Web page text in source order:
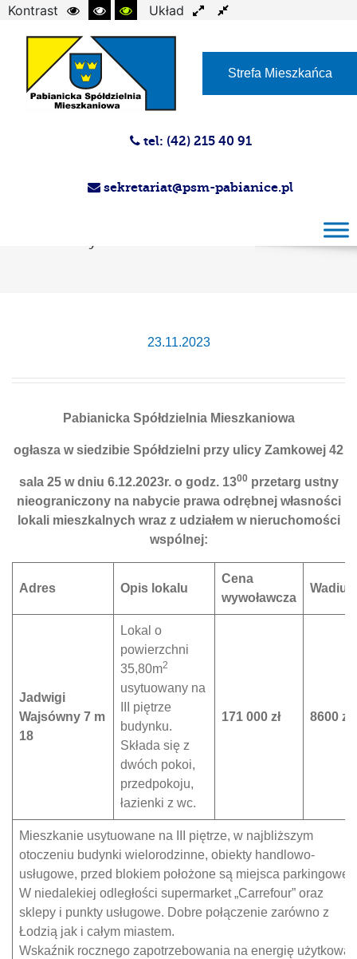
Kontrast
Układ
Strefa Mieszkańca
tel: (42) 215 40 91
sekretariat@psm-pabianice.pl
23.11.2023
Pabianicka Spółdzielnia Mieszkaniowa
ogłasza w siedzibie Spółdzielni przy ulicy Zamkowej 42
sala 25 w dniu 6.12.2023r. o godz. 1300przetarg ustny
nieograniczony na nabycie prawa odrębnej własności
lokali mieszkalnych wraz z udziałem w nieruchomości
wspólnej:
Adres Opis lokalu
Cena
wywoławcza
Jadwigi
Wajsówny 7 m
18
Lokal o
powierzchni
35,80m2
usytuowany na
III piętrze
budynku.
Składa się z
dwóch pokoi,
przedpokoju,
łazienki z wc.
171 000 zł 8600 zł
Mieszkanie usytuowane na III piętrze, w najbliższym
otoczeniu budynki wielorodzinne, obiekty handlowo-
usługowe, przed blokiem położone są miejsca parkingowe.
W niedalekiej odległości supermarket „Carrefour” oraz
sklepy i punkty usługowe. Dobre połączenie zarówno z
Łodzią jak i całym miastem.
Wskaźnik rocznego zapotrzebowania na energię użytkową